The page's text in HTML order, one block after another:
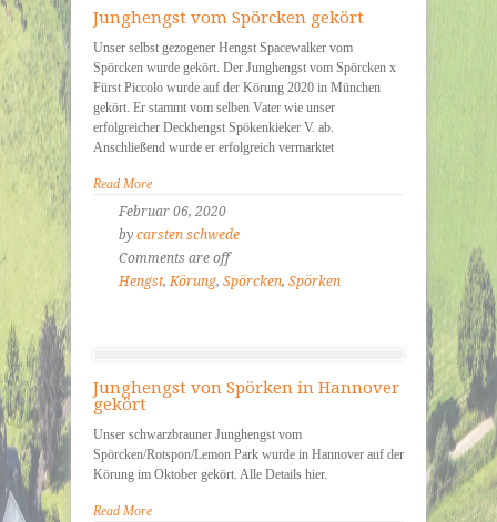
Junghengst vom Spörcken gekört
Unser selbst gezogener Hengst Spacewalker vom
Spörcken wurde gekört. Der Junghengst vom Spörcken x
Fürst Piccolo wurde auf der Körung 2020 in München
gekört. Er stammt vom selben Vater wie unser
erfolgreicher Deckhengst Spökenkieker V. ab.
Anschließend wurde er erfolgreich vermarktet
Read More
Februar 06, 2020
by carsten schwede
Comments are off
Hengst, Körung, Spörcken, Spörken
Junghengst von Spörken in Hannover
gekört
Unser schwarzbrauner Junghengst vom
Spörcken/Rotspon/Lemon Park wurde in Hannover auf der
Körung im Oktober gekört. Alle Details hier.
Read More